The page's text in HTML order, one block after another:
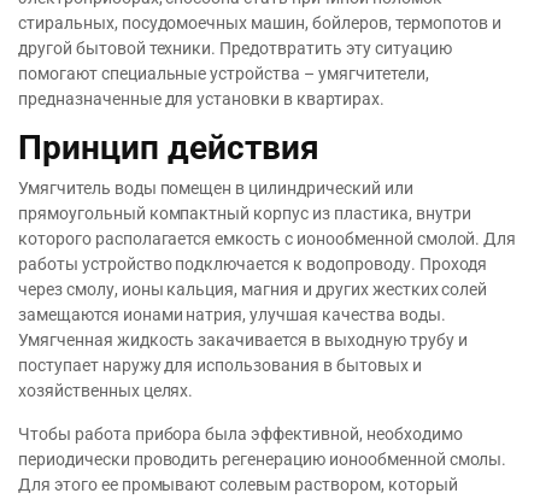
стиральных, посудомоечных машин, бойлеров, термопотов и
другой бытовой техники. Предотвратить эту ситуацию
помогают специальные устройства – умягчитетели,
предназначенные для установки в квартирах.
Принцип действия
Умягчитель воды помещен в цилиндрический или
прямоугольный компактный корпус из пластика, внутри
которого располагается емкость с ионообменной смолой. Для
работы устройство подключается к водопроводу. Проходя
через смолу, ионы кальция, магния и других жестких солей
замещаются ионами натрия, улучшая качества воды.
Умягченная жидкость закачивается в выходную трубу и
поступает наружу для использования в бытовых и
хозяйственных целях.
Чтобы работа прибора была эффективной, необходимо
периодически проводить регенерацию ионообменной смолы.
Для этого ее промывают солевым раствором, который